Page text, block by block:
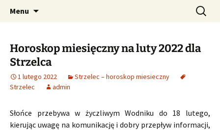
CzaroMarowy horoskop
dzienny, miesięczny i
tygodniowy
Profesjonalne przepowiednie astrologiczne
Menu Szukaj:
Horoskop miesięczny na luty 2022 dla
Strzelca
1 lutego 2022
Strzelec – horoskop miesieczny
Strzelec
admin
Słońce przebywa w życzliwym Wodniku do 18 lutego,
kierując uwagę na komunikację i dobry przepływ informacji,